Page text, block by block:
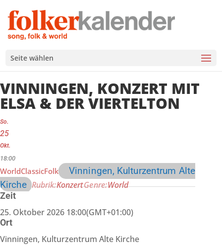
Seite wählen
VINNINGEN, KONZERT MIT
ELSA & DER VIERTELTON
So.
25
Okt.
18:00
WorldClassicFolk
Vinningen, Kulturzentrum Alte
Kirche Rubrik KonzertGenre World
Zeit
25. Oktober 2026 18:00(GMT+01:00)
Ort
Vinningen, Kulturzentrum Alte Kirche